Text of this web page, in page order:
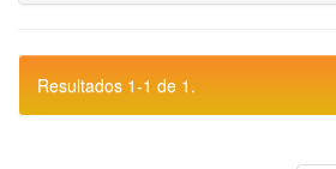
Resultados 1-1 de 1.